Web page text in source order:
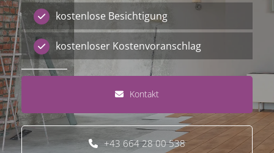
kostenlose Besichtigung
kostenloser Kostenvoranschlag
Kontakt
+43 664 28 00 538